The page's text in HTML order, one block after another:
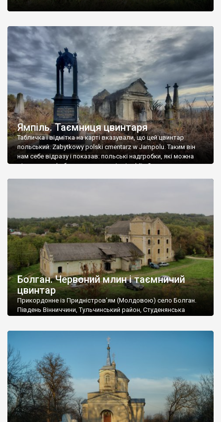
Ямпіль. Таємниця цвинтаря
Табличка і відмітка на карті вказували, що цей цвинтар
польський. Zabytkowy polski cmentarz w Jampolu. Таким він
нам себе відразу і показав: польські надгробки, які можна
віднести до фабричних, польські епітафії… Загалом цвинтар
Болган. Червоний млин і таємничий
цвинтар
Прикордонне із Придністров’ям (Молдовою) село Болган.
Південь Вінниччини, Тульчинський район, Студенянська
старовинний цвинтар із кам’яними хрестами. Всі епітафії, які
збереглися, написані кирилицею, церковнослов’янською
мовою. За всіма традиційними ознаками – цвинтар
український. Хрести датуються 19 століттям. У 1924-1940
роках Болган […]